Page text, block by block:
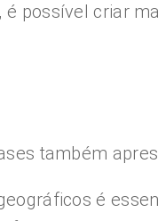
é possível criar
também
é